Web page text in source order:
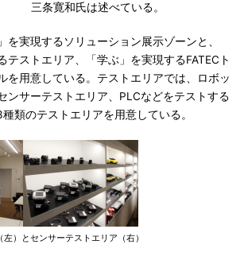
三条寛和氏は述べている。
実現するソリューション展示ゾーンと、
テストエリア、「学ぶ」を実現するFATECト
を用意している。テストエリアでは、ロボッ
ンサーテストエリア、PLCなどをテストする
種類のテストエリアを用意している。
）とセンサーテストエリア（右）